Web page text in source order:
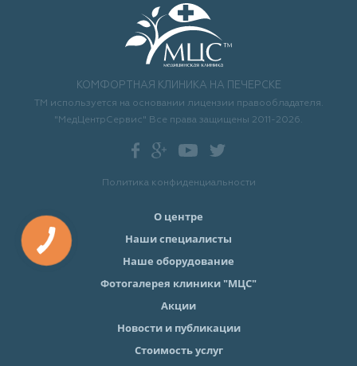
КОМФОРТНАЯ КЛИНИКА НА ПЕЧЕРСКЕ
ТМ используется на основании лицензии правообладателя.
"МедЦентрСервис" Все права защищены 2011-2026.
Политика конфиденциальности
О центре
Наши специалисты
Наше оборудование
Фотогалерея клиники "МЦС"
Акции
Новости и публикации
Стоимость услуг